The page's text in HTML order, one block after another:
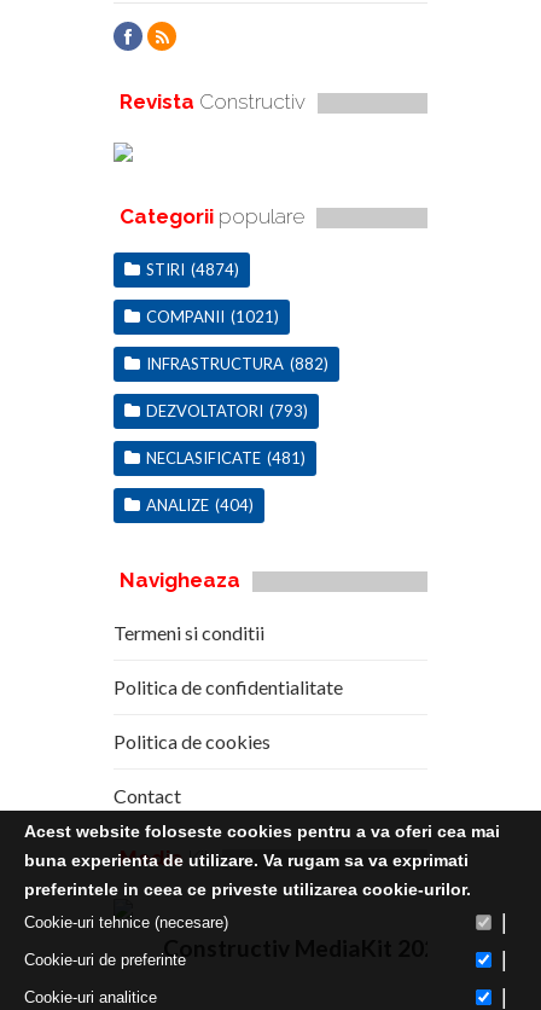
Revista Constructiv
Categorii populare
STIRI (4874)
COMPANII (1021)
INFRASTRUCTURA (882)
DEZVOLTATORI (793)
NECLASIFICATE (481)
ANALIZE (404)
Navigheaza
Termeni si conditii
Politica de confidentialitate
Politica de cookies
Contact
Media Kit
Constructiv MediaKit 2020
Acest website foloseste cookies pentru a va oferi cea mai
buna experienta de utilizare. Va rugam sa va exprimati
preferintele in ceea ce priveste utilizarea cookie-urilor.
Cookie-uri tehnice (necesare)
Cookie-uri de preferinte
Cookie-uri analitice